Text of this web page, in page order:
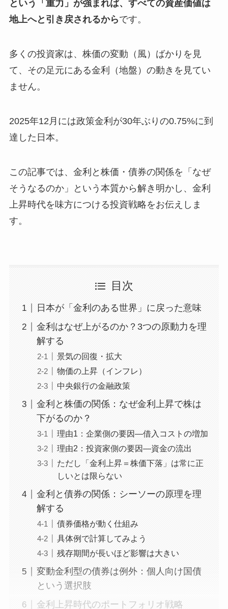
という「重力」が強まれば、すべての資産価値は
地上へと引き戻されるからです。
多くの投資家は、株価の変動（風）ばかりを見
て、その足元にある金利（地盤）の動きを見てい
ません。
2025年12月には政策金利が30年ぶりの0.75%に到
達した日本。
この記事では、金利と株価・債券の関係を「なぜ
そうなるのか」という本質から解き明かし、金利
上昇時代を味方につける投資戦略をお伝えしま
す。
目次
日本が「金利のある世界」に戻った意味
金利はなぜ上がるのか？3つの原動力を理
解する
景気の回復・拡大
物価の上昇（インフレ）
中央銀行の金融政策
金利と株価の関係：なぜ金利上昇で株は
下がるのか？
理由1：企業側の要因—借入コストの増加
理由2：投資家側の要因—資金の流出
ただし「金利上昇＝株価下落」は常に正
しいとは限らない
金利と債券の関係：シーソーの原理を理
解する
債券価格が動く仕組み
具体例で計算してみよう
残存期間が長いほど影響は大きい
変動金利型の債券は例外：個人向け国債
という選択肢
金利上昇時代のポートフォリオ戦略